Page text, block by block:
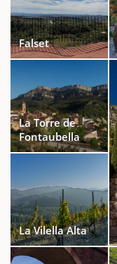
Falset
La Torre de
Fontaubella
La Vilella Alta